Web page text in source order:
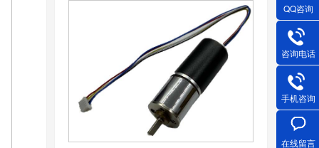
QQ咨询
咨询电话
手机咨询
在线留言